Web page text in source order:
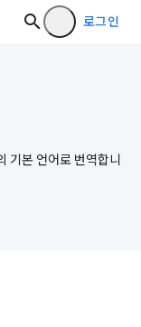
로그인
기본 언어로 번역합니